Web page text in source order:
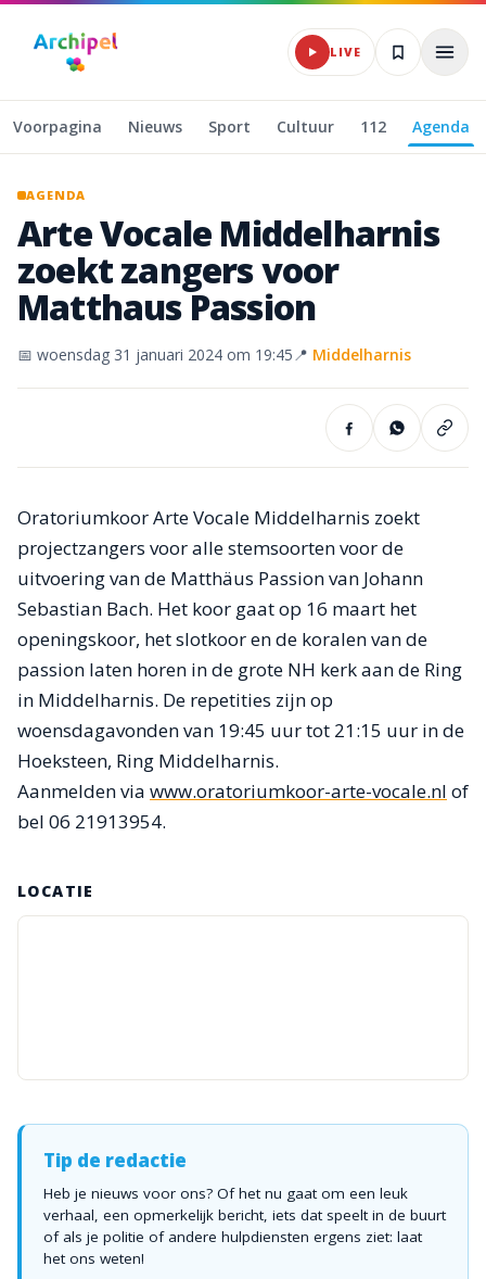
Naar hoofdinhoud
LIVE
Voorpagina Nieuws Sport Cultuur 112 Agenda
AGENDA
ArteVocale Middelharnis
zoektzangersvoor
MatthausPassion
📅 woensdag 31 januari 2024 om 19:45📍 Middelharnis
Oratoriumkoor Arte Vocale Middelharnis zoekt
projectzangers voor alle stemsoorten voor de
uitvoering van de Matthäus Passion van Johann
Sebastian Bach. Het koor gaat op 16 maart het
openingskoor, het slotkoor en de koralen van de
passion laten horen in de grote NH kerk aan de Ring
in Middelharnis. De repetities zijn op
woensdagavonden van 19:45 uur tot 21:15 uur in de
Hoeksteen, Ring Middelharnis.
Aanmelden via www.oratoriumkoor-arte-vocale.nl of
bel 06 21913954.
LOCATIE
Tip de redactie
Heb je nieuws voor ons? Of het nu gaat om een leuk
verhaal, een opmerkelijk bericht, iets dat speelt in de buurt
of als je politie of andere hulpdiensten ergens ziet: laat
het ons weten!